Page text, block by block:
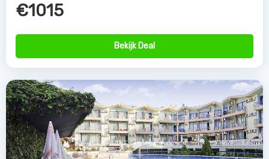
€1015
Bekijk Deal